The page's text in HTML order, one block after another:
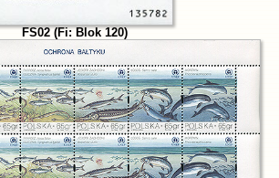
FS02 (Fi: Blok 120)